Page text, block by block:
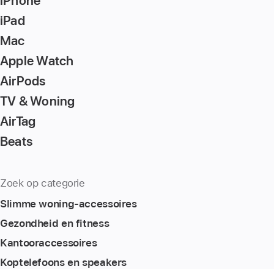
iPad
Mac
Apple Watch
AirPods
TV & Woning
AirTag
Beats
Zoek op categorie
Slimme woning-accessoires
Gezondheid en fitness
Kantoor­accessoires
Koptelefoons en speakers